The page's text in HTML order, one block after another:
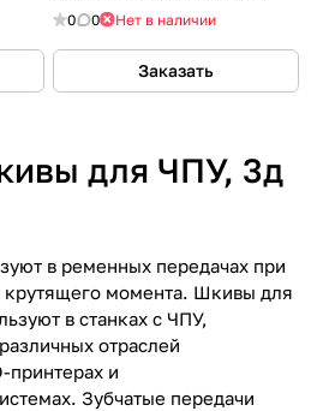
0 0 Нет в наличии
Заказать
для ЧПУ, 3д
в ременных передачах при
крутящего момента. Шкивы для
в станках с ЧПУ,
отраслей
принтерах и
Зубчатые передачи